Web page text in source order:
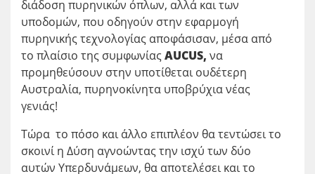
διάδοση πυρηνικών όπλων, αλλά και των
υποδομών, που οδηγούν στην εφαρμογή
πυρηνικής τεχνολογίας αποφάσισαν, μέσα από
το πλαίσιο της συμφωνίας AUCUS, να
προμηθεύσουν στην υποτίθεται ουδέτερη
Αυστραλία, πυρηνοκίνητα υποβρύχια νέας
γενιάς!
Τώρα το πόσο και άλλο επιπλέον θα τεντώσει το
σκοινί η Δύση αγνοώντας την ισχύ των δύο
αυτών Υπερδυνάμεων, θα αποτελέσει και το